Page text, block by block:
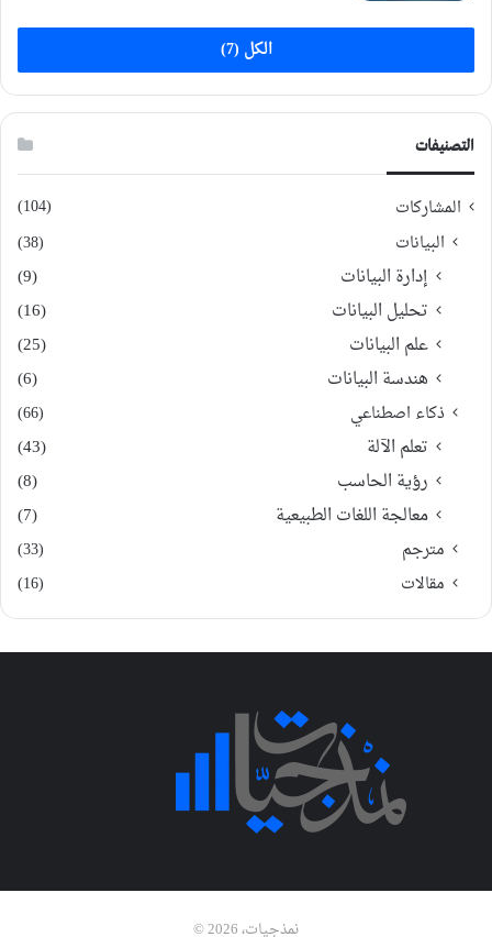
الكل (7)
التصنيفات
المشاركات (104)
البيانات (38)
إدارة البيانات
(9)
تحليل البيانات
(16)
علم البيانات
(25)
هندسة البيانات
(6)
ذكاء اصطناعي (66)
تعلم الآلة
(43)
رؤية الحاسب
(8)
معالجة اللغات الطبيعية
(7)
مترجم
(33)
مقالات
(16)
نمذجيات، 2026 ©